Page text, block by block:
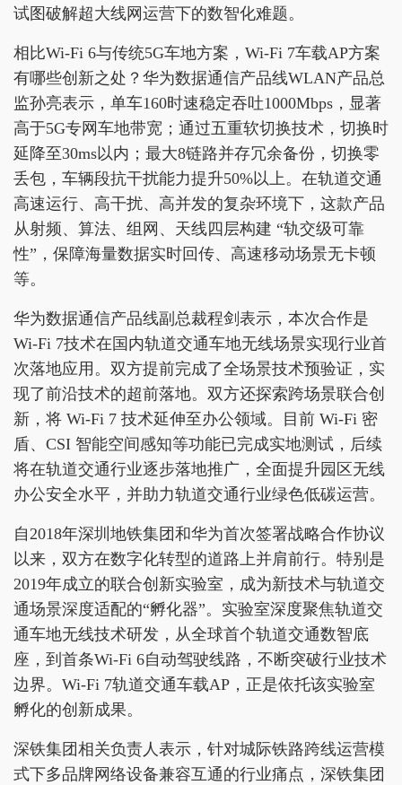
试图破解超大线网运营下的数智化难题。
相比Wi-Fi 6与传统5G车地方案，Wi-Fi 7车载AP方案
有哪些创新之处？华为数据通信产品线WLAN产品总
监孙亮表示，单车160时速稳定吞吐1000Mbps，显著
高于5G专网车地带宽；通过五重软切换技术，切换时
延降至30ms以内；最大8链路并存冗余备份，切换零
丢包，车辆段抗干扰能力提升50%以上。在轨道交通
高速运行、高干扰、高并发的复杂环境下，这款产品
从射频、算法、组网、天线四层构建 “轨交级可靠
性”，保障海量数据实时回传、高速移动场景无卡顿
等。
华为数据通信产品线副总裁程剑表示，本次合作是
Wi-Fi 7技术在国内轨道交通车地无线场景实现行业首
次落地应用。双方提前完成了全场景技术预验证，实
现了前沿技术的超前落地。双方还探索跨场景联合创
新，将 Wi-Fi 7 技术延伸至办公领域。目前 Wi-Fi 密
盾、CSI 智能空间感知等功能已完成实地测试，后续
将在轨道交通行业逐步落地推广，全面提升园区无线
办公安全水平，并助力轨道交通行业绿色低碳运营。
自2018年深圳地铁集团和华为首次签署战略合作协议
以来，双方在数字化转型的道路上并肩前行。特别是
2019年成立的联合创新实验室，成为新技术与轨道交
通场景深度适配的“孵化器”。实验室深度聚焦轨道交
通车地无线技术研发，从全球首个轨道交通数智底
座，到首条Wi-Fi 6自动驾驶线路，不断突破行业技术
边界。Wi-Fi 7轨道交通车载AP，正是依托该实验室
孵化的创新成果。
深铁集团相关负责人表示，针对城际铁路跨线运营模
式下多品牌网络设备兼容互通的行业痛点，深铁集团